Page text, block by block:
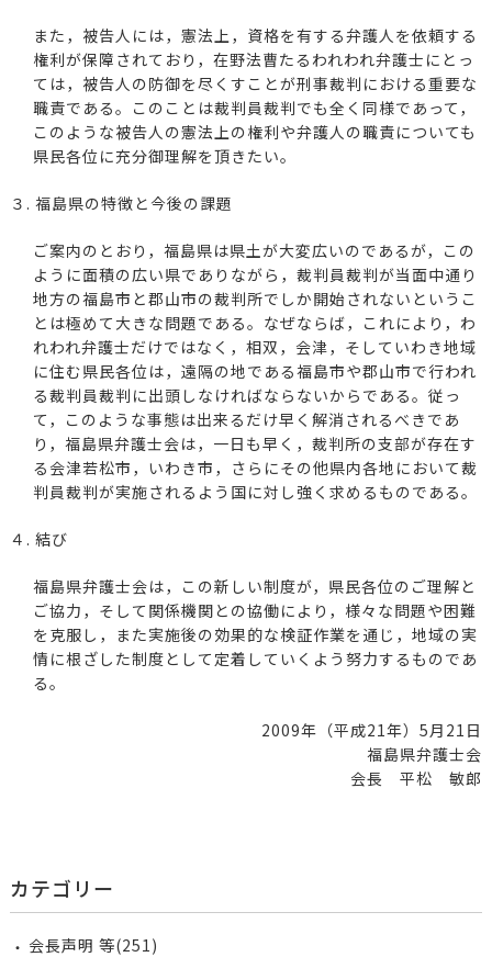
また，被告人には，憲法上，資格を有する弁護人を依頼する
権利が保障されており，在野法曹たるわれわれ弁護士にとっ
ては，被告人の防御を尽くすことが刑事裁判における重要な
職責である。このことは裁判員裁判でも全く同様であって，
このような被告人の憲法上の権利や弁護人の職責についても
県民各位に充分御理解を頂きたい。
３. 福島県の特徴と今後の課題
ご案内のとおり，福島県は県土が大変広いのであるが，この
ように面積の広い県でありながら，裁判員裁判が当面中通り
地方の福島市と郡山市の裁判所でしか開始されないというこ
とは極めて大きな問題である。なぜならば，これにより，わ
れわれ弁護士だけではなく，相双，会津，そしていわき地域
に住む県民各位は，遠隔の地である福島市や郡山市で行われ
る裁判員裁判に出頭しなければならないからである。従っ
て，このような事態は出来るだけ早く解消されるべきであ
り，福島県弁護士会は，一日も早く，裁判所の支部が存在す
る会津若松市，いわき市，さらにその他県内各地において裁
判員裁判が実施されるよう国に対し強く求めるものである。
４. 結び
福島県弁護士会は，この新しい制度が，県民各位のご理解と
ご協力，そして関係機関との協働により，様々な問題や困難
を克服し，また実施後の効果的な検証作業を通じ，地域の実
情に根ざした制度として定着していくよう努力するものであ
る。
2009年（平成21年）5月21日
福島県弁護士会
会長 平松 敏郎
カテゴリー
会長声明 等(251)